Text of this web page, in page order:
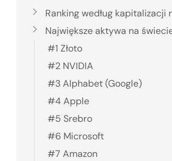
Ranking według kapitalizacji
Największe aktywa na
#1 Złoto
#2 NVIDIA
#3 Alphabet (Google)
#4 Apple
#5 Srebro
#6 Microsoft
#7 Amazon